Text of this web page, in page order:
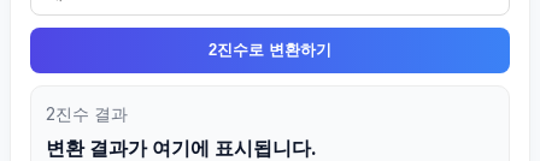
2진수로 변환하기
2진수 결과
변환 결과가 여기에 표시됩니다.